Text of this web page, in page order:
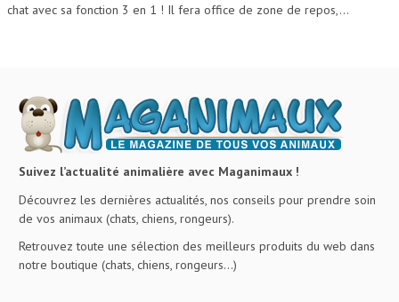
chat avec sa fonction 3 en 1 ! Il fera office de zone de repos,...
Suivez l’actualité animalière avec Maganimaux !
Découvrez les dernières actualités, nos conseils pour prendre soin
de vos animaux (chats, chiens, rongeurs).
Retrouvez toute une sélection des meilleurs produits du web dans
notre boutique (chats, chiens, rongeurs…)